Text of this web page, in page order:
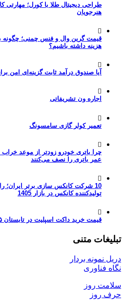
طراحی دیجیتال طلا با کورل؛ مهارتی
هنرجویان
قیمت گرین وال و فنس چمنی؛ چگونه
هزینه داشته باشیم؟
آیا صندوق درآمد ثابت گزینه‌ای
اجاره ون تشریفاتی
تعمیر کولر گازی سامسونگ
عمر باتری را نصف می‌کنند
10 شرکت کانکس سازی برتر ایران؛
تولیدکننده کانکس در بازار 1405
قیمت خرید داکت اسپلیت در تابستان ۱۴۰۵
تبلیغات متنی
دریل نمونه بردار
نگاه فناوری
سلامت روز
حرف روز